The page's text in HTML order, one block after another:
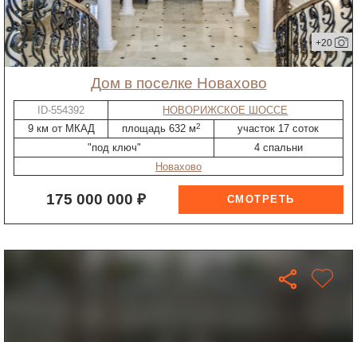
+20
дом в поселке Новахово
ID-554392
НОВОРИЖСКОЕ ШОССЕ
9 км от МКАД
площадь 632 м2
участок 17 соток
"под ключ"
4 спальни
Новахово
175 000 000 ₽